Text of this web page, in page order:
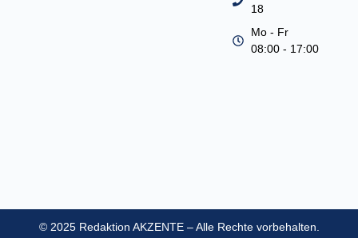
18
Mo - Fr
08:00 - 17:00
© 2025 Redaktion AKZENTE – Alle Rechte vorbehalten.